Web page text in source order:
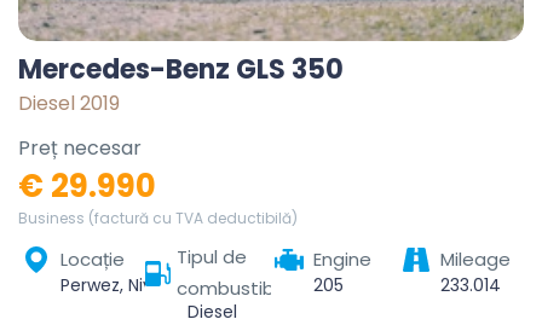
Mercedes-Benz GLS 350
Diesel 2019
Preț necesar
€ 29.990
Business (factură cu TVA deductibilă)
Locație
Perwez, Nivelles, Walloon Brabant, Wallonia, 1360, Belgium
Tipul de
combustibil
Diesel
Engine
205
Mileage
233.014